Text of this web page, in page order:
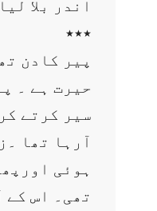
اندر بلا
٭٭٭
پیر کادن
’’ حیرت ہے
سیر کرتے
آرہا تھا
ہوئی
تھی۔ اس کے